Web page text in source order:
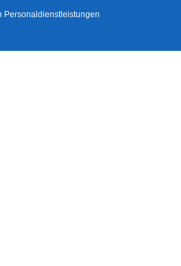
Personaldienstleistungen